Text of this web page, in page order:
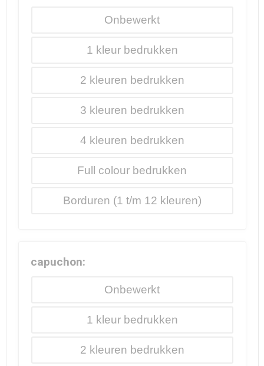
Onbewerkt
1
2
3
4
Borduren
Full colour
capuchon:
Onbewerkt
1
2